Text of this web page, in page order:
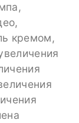
кремом,